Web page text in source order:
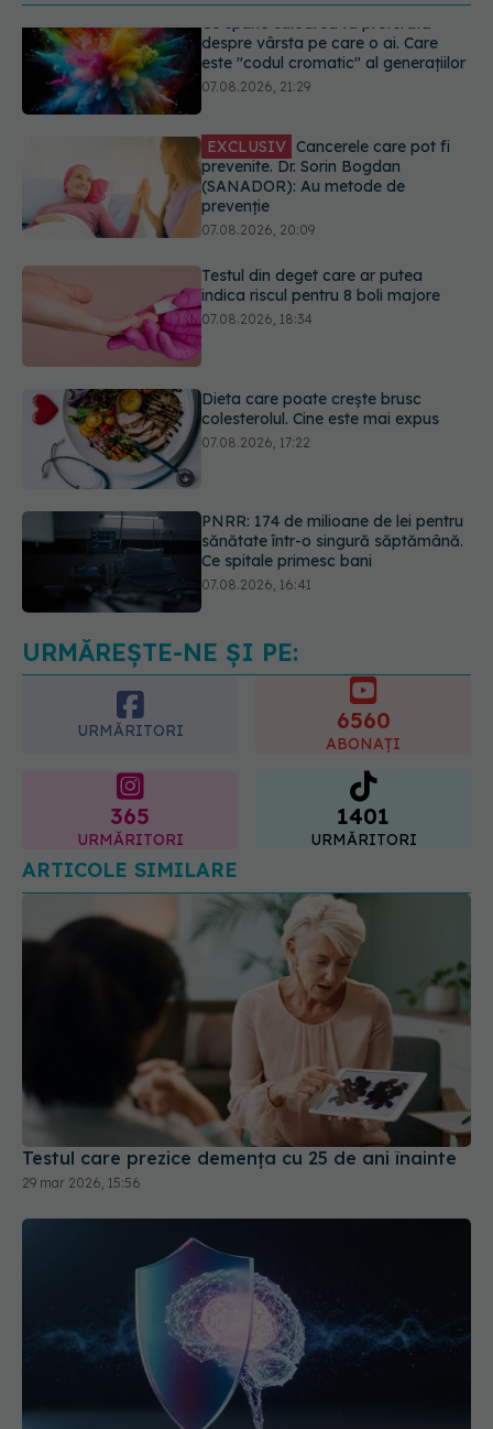
EXCLUSIV Cancerele care pot fi
prevenite. Dr. Sorin Bogdan
(SANADOR): Au metode de
07.08.2026, 20:09
Testul din deget care ar putea
indica riscul pentru 8 boli majore
07.08.2026, 18:34
Dieta care poate crește brusc
colesterolul. Cine este mai expus
PNRR: 174 de milioane de lei pentru
sănătate într-o singură săptămână.
Ce spune culoarea ta preferată
despre vârsta pe care o ai. Care
este "codul cromatic" al generațiilor
URMĂREȘTE-NE ȘI PE:
URMĂRITORI 6560
ABONAȚI
365
URMĂRITORI
1401
URMĂRITORI
ARTICOLE SIMILARE
Testul care prezice demența cu 25 de ani înainte
29 mar 2026, 15:56